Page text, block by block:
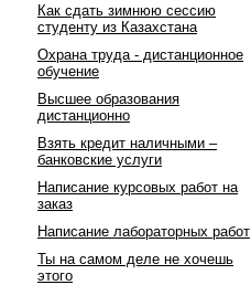
Как сдать зимнюю сессию
студенту из Казахстана
Охрана труда - дистанционное
обучение
Высшее образования
дистанционно
Взять кредит наличными –
банковские услуги
Написание курсовых работ на
заказ
Написание лабораторных работ
Ты на самом деле не хочешь
этого